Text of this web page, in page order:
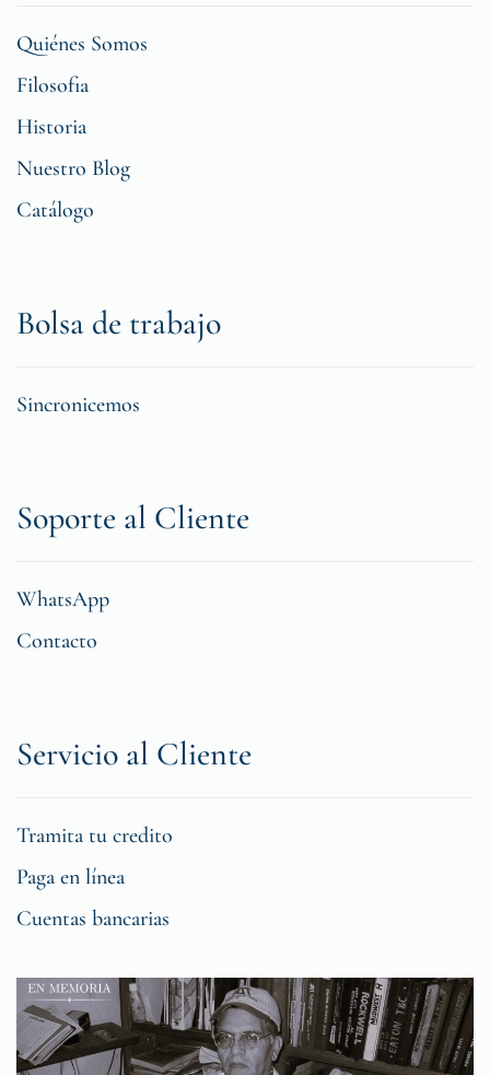
Quiénes Somos
Filosofia
Historia
Nuestro Blog
Catálogo
Bolsa de trabajo
Sincronicemos
Soporte al Cliente
WhatsApp
Contacto
Servicio al Cliente
Tramita tu credito
Paga en línea
Cuentas bancarias